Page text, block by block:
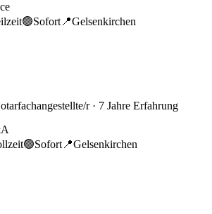
🟢Sofort 📍Gelsenkirchen
r· 7 Jahre Erfahrung
🟢Sofort 📍Gelsenkirchen